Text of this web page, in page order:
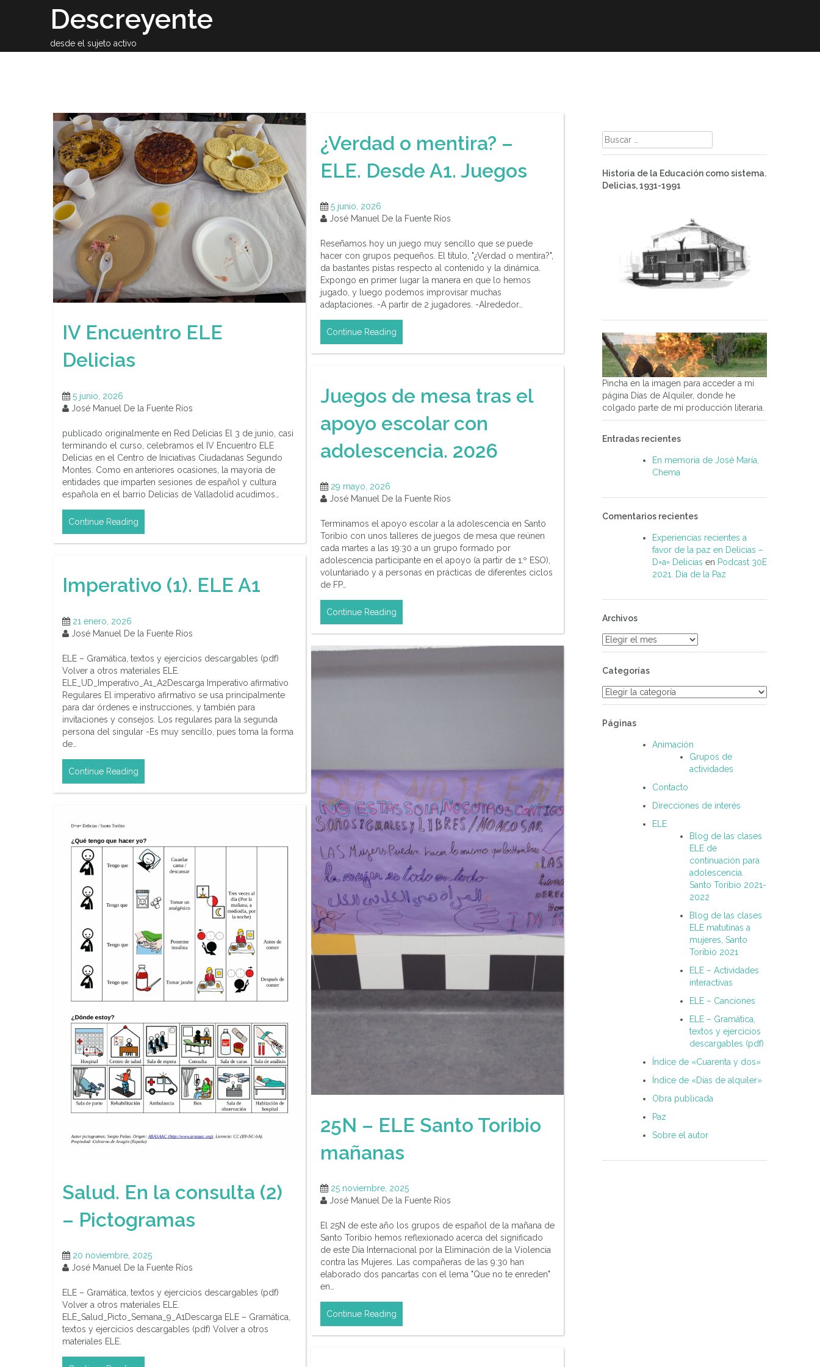
Descreyente
desde el sujeto activo
IV Encuentro ELE
Delicias
5 junio, 2026
José Manuel De la Fuente Ríos
publicado originalmente en Red Delicias El 3 de junio, casi
terminando el curso, celebramos el IV Encuentro ELE
Delicias en el Centro de Iniciativas Ciudadanas Segundo
Montes. Como en anteriores ocasiones, la mayoría de
entidades que imparten sesiones de español y cultura
española en el barrio Delicias de Valladolid acudimos…
Continue Reading
¿Verdad o mentira? –
ELE. Desde A1. Juegos
5 junio, 2026
José Manuel De la Fuente Ríos
Reseñamos hoy un juego muy sencillo que se puede
hacer con grupos pequeños. El título, "¿Verdad o mentira?",
da bastantes pistas respecto al contenido y la dinámica.
Expongo en primer lugar la manera en que lo hemos
jugado, y luego podemos improvisar muchas
adaptaciones. -A partir de 2 jugadores. -Alrededor…
Continue Reading
Juegos de mesa tras el
apoyo escolar con
adolescencia. 2026
29 mayo, 2026
José Manuel De la Fuente Ríos
Terminamos el apoyo escolar a la adolescencia en Santo
Toribio con unos talleres de juegos de mesa que reúnen
cada martes a las 19:30 a un grupo formado por
adolescencia participante en el apoyo (a partir de 1.º ESO),
voluntariado y a personas en prácticas de diferentes ciclos
de FP…
Continue Reading
Imperativo (1). ELE A1
21 enero, 2026
José Manuel De la Fuente Ríos
ELE – Gramática, textos y ejercicios descargables (pdf)
Volver a otros materiales ELE.
ELE_UD_Imperativo_A1_A2Descarga Imperativo afirmativo
Regulares El imperativo afirmativo se usa principalmente
para dar órdenes e instrucciones, y también para
invitaciones y consejos. Los regulares para la segunda
persona del singular -Es muy sencillo, pues toma la forma
de…
Continue Reading
25N – ELE Santo Toribio
mañanas
25 noviembre, 2025
José Manuel De la Fuente Ríos
El 25N de este año los grupos de español de la mañana de
Santo Toribio hemos reflexionado acerca del significado
de este Día Internacional por la Eliminación de la Violencia
contra las Mujeres. Las compañeras de las 9:30 han
elaborado dos pancartas con el lema "Que no te enreden"
en…
Continue Reading
Salud. En la consulta (2)
– Pictogramas
20 noviembre, 2025
José Manuel De la Fuente Ríos
ELE – Gramática, textos y ejercicios descargables (pdf)
Volver a otros materiales ELE.
ELE_Salud_Picto_Semana_9_A1Descarga ELE – Gramática,
textos y ejercicios descargables (pdf) Volver a otros
materiales ELE.
Buscar:
Historia de la Educación como sistema.
Delicias, 1931-1991
Pincha en la imagen para acceder a mi
página Días de Alquiler, donde he
colgado parte de mi producción literaria.
Entradas recientes
En memoria de José María,
Chema
Comentarios recientes
Experiencias recientes a
favor de la paz en Delicias –
D=a= Delicias en Podcast 30E
2021. Día de la Paz
Archivos
Archivos
Categorías
Categorías
Páginas
Animación
Grupos de
actividades
Contacto
Direcciones de interés
ELE
Blog de las clases
ELE de
continuación para
adolescencia.
Santo Toribio 2021-
2022
Blog de las clases
ELE matutinas a
mujeres, Santo
Toribio 2021
ELE – Actividades
interactivas
ELE – Canciones
ELE – Gramática,
textos y ejercicios
descargables (pdf)
Índice de «Cuarenta y dos»
Índice de «Días de alquiler»
Obra publicada
Paz
Sobre el autor